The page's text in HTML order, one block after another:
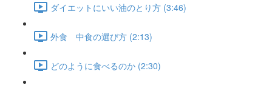
ダイエットにいい油のとり方 (3:46)
外食 中食の選び方 (2:13)
どのように食べるのか (2:30)